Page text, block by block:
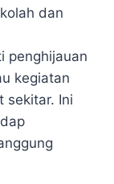
dan
penghijauan
kegiatan
sekitar. Ini